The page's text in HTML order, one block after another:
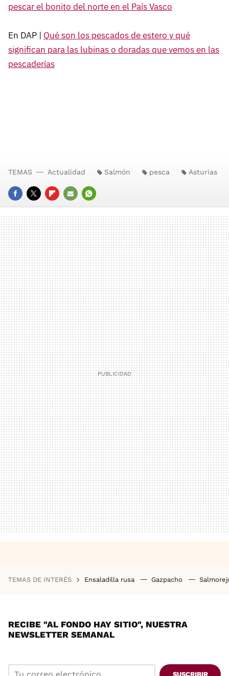
pescar el bonito del norte en el País Vasco
En DAP | Qué son los pescados de estero y qué
significan para las lubinas o doradas que vemos en las
pescaderías
FACEBOOK
TWITTERFLIPBOARD
E-
MAIL
WHATSAPP
TEMAS Actualidad Salmón pesca Asturias
TEMAS DE INTERÉS Ensaladilla rusa Gazpacho
RECIBE "AL FONDO HAY SITIO", NUESTRA
NEWSLETTER SEMANAL
SUSCRIBIR